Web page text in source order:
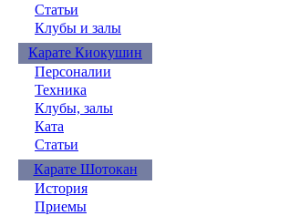
Статьи
Клубы и залы
Карате Киокушин
Персоналии
Техника
Клубы, залы
Ката
Статьи
Карате Шотокан
История
Приемы